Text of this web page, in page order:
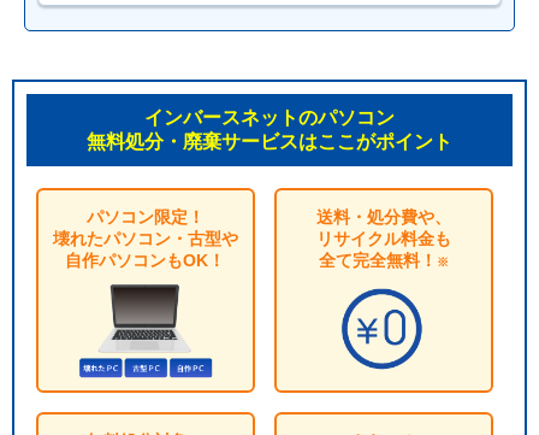
インバースネットのパソコン
無料処分・廃棄サービスはここがポイント
パソコン限定！
壊れたパソコン・古型や
自作パソコンもOK！
送料・処分費や、
リサイクル料金も
全て完全無料！ ※